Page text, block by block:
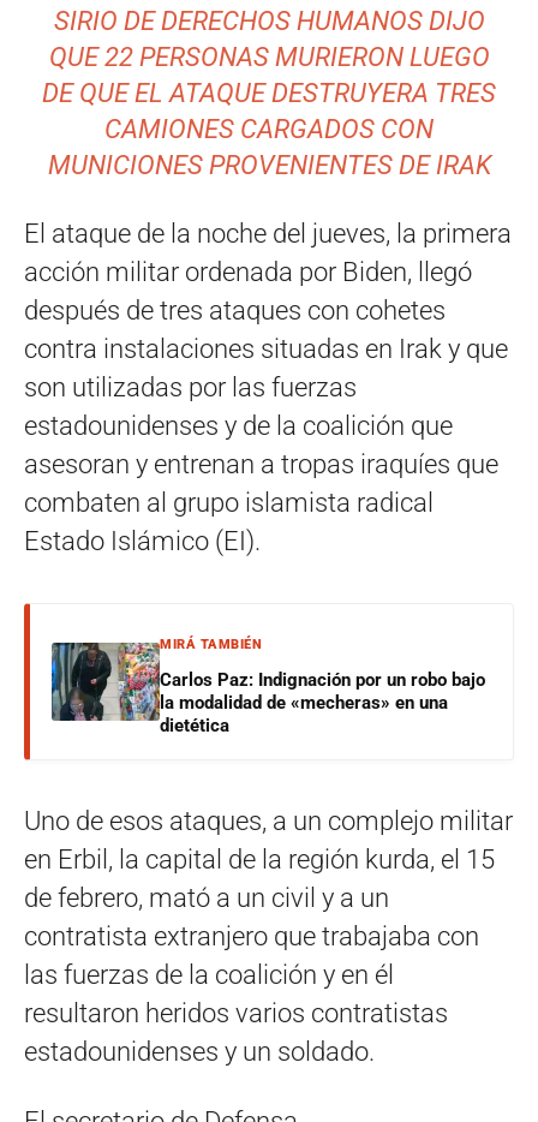
SIRIO DE DERECHOS HUMANOS DIJO
QUE 22 PERSONAS MURIERON LUEGO
DE QUE EL ATAQUE DESTRUYERA TRES
CAMIONES CARGADOS CON
MUNICIONES PROVENIENTES DE IRAK
El ataque de la noche del jueves, la primera
acción militar ordenada por Biden, llegó
después de tres ataques con cohetes
contra instalaciones situadas en Irak y que
son utilizadas por las fuerzas
estadounidenses y de la coalición que
asesoran y entrenan a tropas iraquíes que
combaten al grupo islamista radical
Estado Islámico (EI).
MIRÁ TAMBIÉN
Carlos Paz: Indignación por un robo bajo
la modalidad de «mecheras» en una
dietética
Uno de esos ataques, a un complejo militar
en Erbil, la capital de la región kurda, el 15
de febrero, mató a un civil y a un
contratista extranjero que trabajaba con
las fuerzas de la coalición y en él
resultaron heridos varios contratistas
estadounidenses y un soldado.